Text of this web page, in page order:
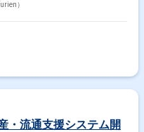
）
・流通支援システム開